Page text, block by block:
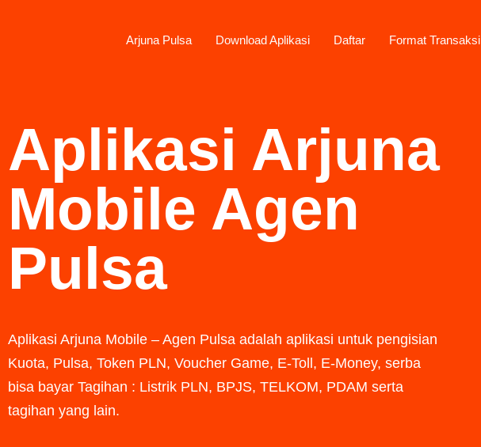
Arjuna Pulsa Download Aplikasi Daftar Format Transaksi
Aplikasi Arjuna
Mobile Agen
Pulsa
Aplikasi Arjuna Mobile – Agen Pulsa adalah aplikasi untuk pengisian
Kuota, Pulsa, Token PLN, Voucher Game, E-Toll, E-Money, serba
bisa bayar Tagihan : Listrik PLN, BPJS, TELKOM, PDAM serta
tagihan yang lain.